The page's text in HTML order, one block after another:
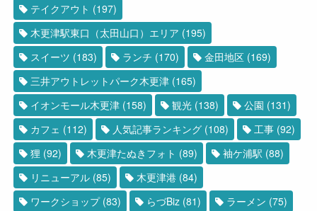
テイクアウト (197)
木更津駅東口（太田山口）エリア (195)
スイーツ (183) ランチ (170) 金田地区 (169)
三井アウトレットパーク木更津 (165)
イオンモール木更津 (158) 観光 (138) 公園 (131)
カフェ (112) 人気記事ランキング (108) 工事 (92)
狸 (92) 木更津たぬきフォト (89) 袖ケ浦駅 (88)
リニューアル (85) 木更津港 (84)
ワークショップ(83) らづBiz (81) ラーメン (75)